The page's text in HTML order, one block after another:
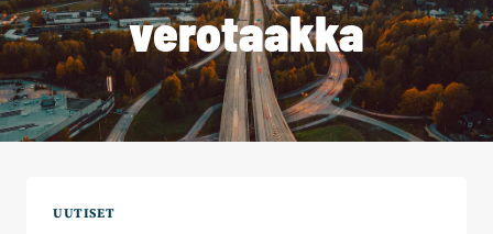
verotaakka
UUTISET